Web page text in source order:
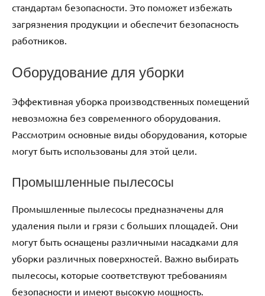
стандартам безопасности. Это поможет избежать
загрязнения продукции и обеспечит безопасность
работников.
Оборудование для уборки
Эффективная уборка производственных помещений
невозможна без современного оборудования.
Рассмотрим основные виды оборудования, которые
могут быть использованы для этой цели.
Промышленные пылесосы
Промышленные пылесосы предназначены для
удаления пыли и грязи с больших площадей. Они
могут быть оснащены различными насадками для
уборки различных поверхностей. Важно выбирать
пылесосы, которые соответствуют требованиям
безопасности и имеют высокую мощность.